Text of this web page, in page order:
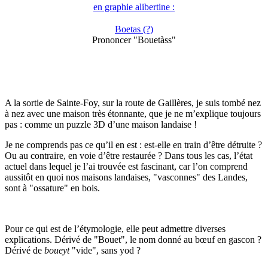
en graphie alibertine :
Boetas (?)
Prononcer "Bouetàss"
A la sortie de Sainte-Foy, sur la route de Gaillères, je suis tombé nez
à nez avec une maison très étonnante, que je ne m’explique toujours
pas : comme un puzzle 3D d’une maison landaise !
Je ne comprends pas ce qu’il en est : est-elle en train d’être détruite ?
Ou au contraire, en voie d’être restaurée ? Dans tous les cas, l’état
actuel dans lequel je l’ai trouvée est fascinant, car l’on comprend
aussitôt en quoi nos maisons landaises, "vasconnes" des Landes,
sont à "ossature" en bois.
Pour ce qui est de l’étymologie, elle peut admettre diverses
explications. Dérivé de "Bouet", le nom donné au bœuf en gascon ?
Dérivé de boueyt"vide", sans yod ?